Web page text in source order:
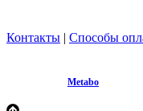
Контакты | Способы
Metabo